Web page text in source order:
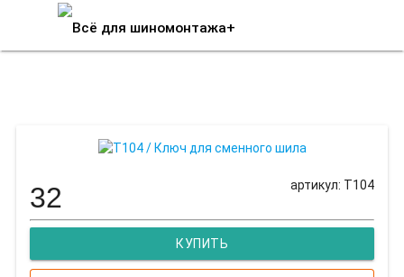
артикул: T104
32
КУПИТЬ